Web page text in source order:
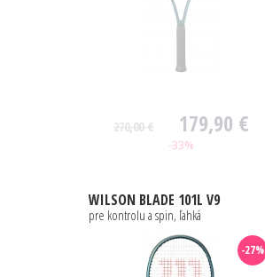
270,00 € 179,90 €
-33%
WILSON BLADE 101L V9
pre kontrolu a spin, ľahká
-27%